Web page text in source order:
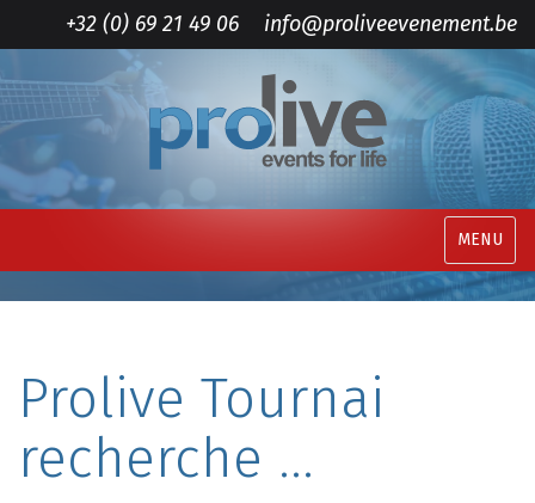
+32 (0) 69 21 49 06 info@proliveevenement.be
MENU
Prolive Tournai
recherche …